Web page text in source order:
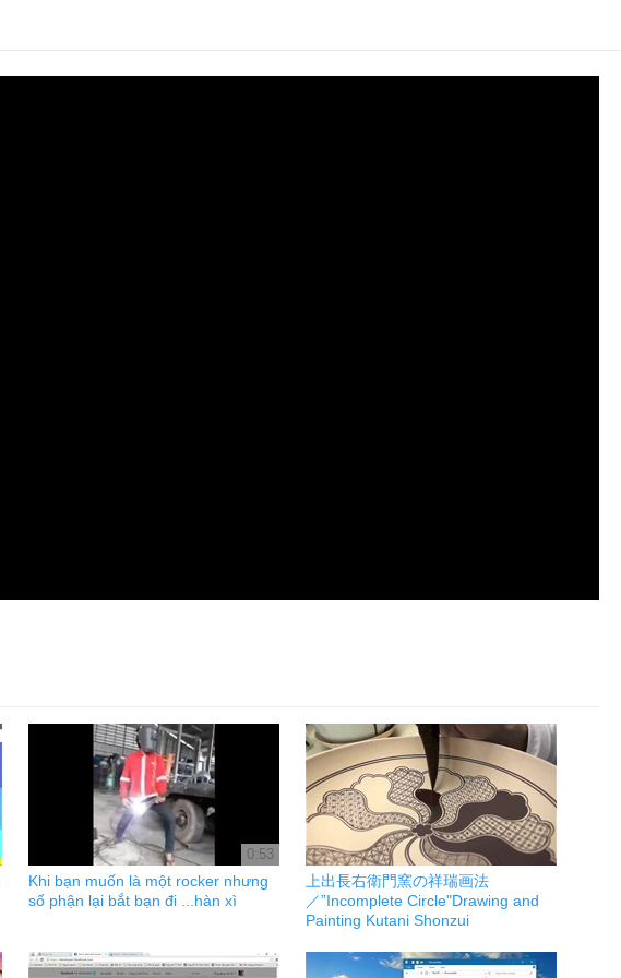
0:53
Khi bạn muốn là một rocker nhưng
số phận lại bắt bạn đi ...hàn xì
上出長右衛門窯の祥瑞画法
／”Incomplete Circle"Drawing and
Painting Kutani Shonzui